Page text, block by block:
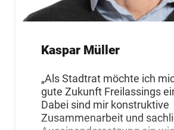
Kaspar Müller
„Als Stadtrat möchte ich
gute Zukunft Freilassings
Dabei sind mir konstruktive
Zusammenarbeit und